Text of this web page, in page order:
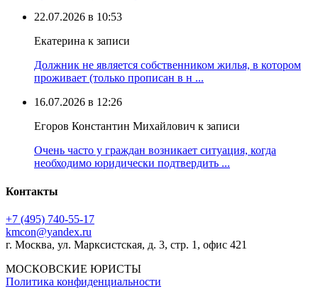
22.07.2026 в 10:53
Екатерина к записи
Должник не является собственником жилья, в котором
проживает (только прописан в н ...
16.07.2026 в 12:26
Егоров Константин Михайлович к записи
Очень часто у граждан возникает ситуация, когда
необходимо юридически подтвердить ...
Контакты
+7 (495) 740‑55‑17
kmcon@yandex.ru
г. Москва, ул. Марксистская, д. 3, стр. 1, офис 421
МОСКОВСКИЕ ЮРИСТЫ
Политика конфиденциальности